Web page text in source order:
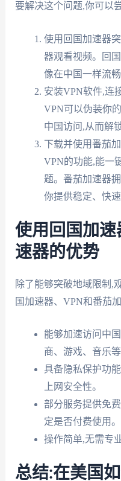
要解决这个问题,你可以
使用回国加速器
器观看视频。回
像在中国一样流畅
安装VPN软件,连
VPN可以伪装你
中国访问,从而解
下载并使用番茄
VPN的功能,能一
题。番茄加速器
你提供稳定、快速
使用回国加速
速器的优势
除了能够突破地域限制,
国加速器、VPN和番茄
能够加速访问中
商、游戏、音乐
具备隐私保护功
上网安全性。
部分服务提供免
定是否付费使用。
操作简单,无需专
总结:在美国